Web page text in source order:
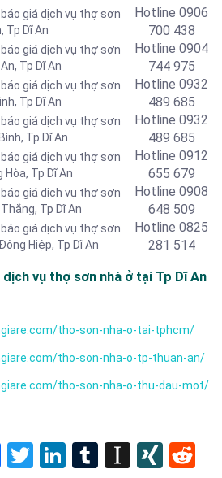
giá dịch vụ thợ sơn
, Tp Dĩ An
Hotline 0906
700 438
giá dịch vụ thợ sơn
, Tp Dĩ An
Hotline 0904
744 975
giá dịch vụ thợ sơn
, Tp Dĩ An
Hotline 0932
489 685
giá dịch vụ thợ sơn
, Tp Dĩ An
Hotline 0932
489 685
giá dịch vụ thợ sơn
Hòa, Tp Dĩ An
Hotline 0912
655 679
giá dịch vụ thợ sơn
, Tp Dĩ An
Hotline 0908
648 509
giá dịch vụ thợ sơn
Hiệp, Tp Dĩ An
Hotline 0825
281 514
vụ thợ sơn nhà ở tại Tp Dĩ An
tho-son-nha-o-tai-tphcm/
tho-son-nha-o-tp-thuan-an/
tho-son-nha-o-thu-dau-mot/
Facebook
TwitterLinkedIn
Tumblr